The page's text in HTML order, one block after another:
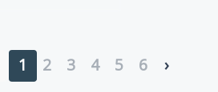
1 2 3 4 5 6 ›